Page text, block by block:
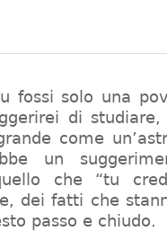
fossi solo una
di
come
un
che “tu
dei fatti che
passo e chiudo.